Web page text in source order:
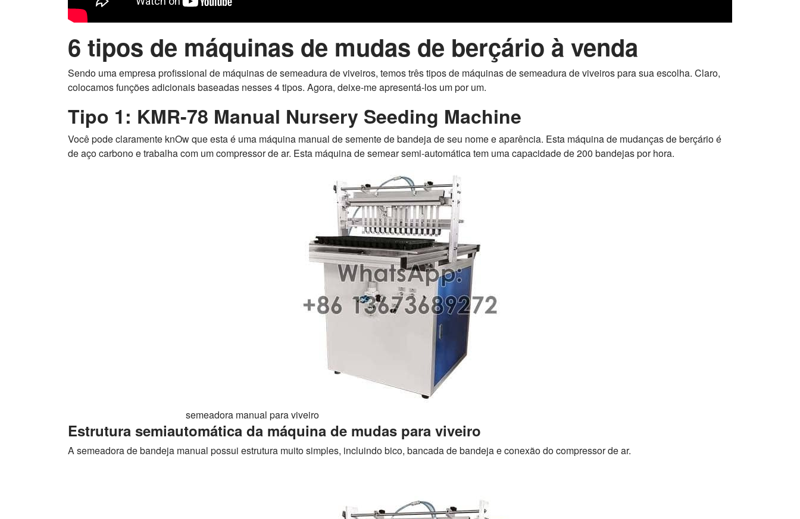
6 tipos de máquinas de mudas de berçário à venda
Sendo uma empresa profissional de máquinas de semeadura de viveiros, temos três tipos de máquinas de semeadura de viveiros para sua escolha. Claro,
colocamos funções adicionais baseadas nesses 4 tipos. Agora, deixe-me apresentá-los um por um.
Tipo 1: KMR-78 Manual Nursery Seeding Machine
Você pode claramente knOw que esta é uma máquina manual de semente de bandeja de seu nome e aparência. Esta máquina de mudanças de berçário é
de aço carbono e trabalha com um compressor de ar. Esta máquina de semear semi-automática tem uma capacidade de 200 bandejas por hora.
semeadora manual para viveiro
Estrutura semiautomática da máquina de mudas para viveiro
A semeadora de bandeja manual possui estrutura muito simples, incluindo bico, bancada de bandeja e conexão do compressor de ar.